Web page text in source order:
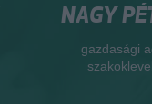
NAGY
gazdasági